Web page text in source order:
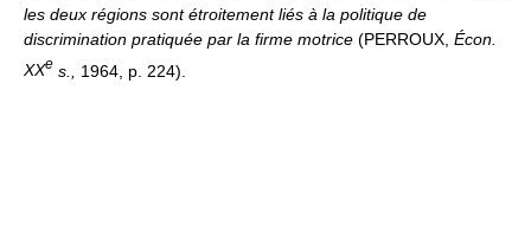
les deux régions sont étroitement liés à la politique de
discrimination pratiquée par la firme motrice (PERROUX, Écon.
XXe s., 1964, p. 224).